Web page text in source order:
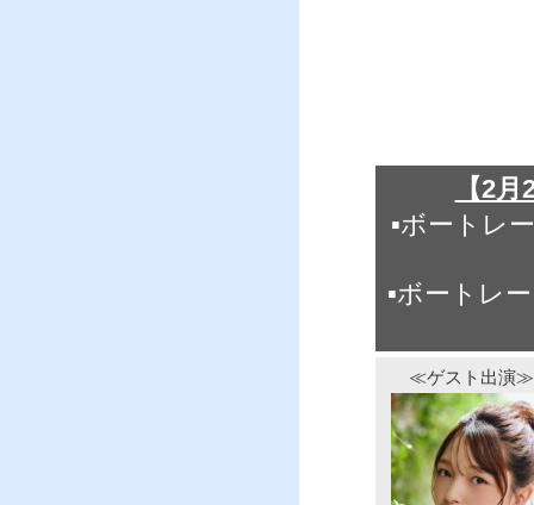
【2
▪ボートレ
▪ボートレ
≪ゲスト出演≫